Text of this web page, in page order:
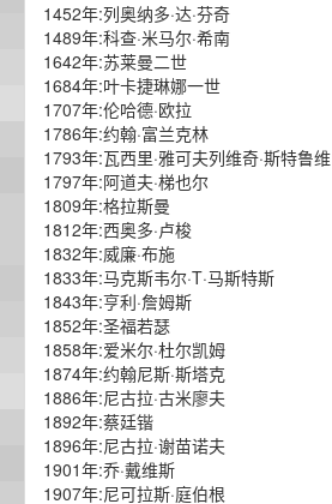
1452年:列奥纳多·达·芬奇
1489年:科查·米马尔·希南
1642年:苏莱曼二世
1684年:叶卡捷琳娜一世
1707年:伦哈德·欧拉
1786年:约翰·富兰克林
1793年:瓦西里·雅可夫列维奇·斯特鲁维
1797年:阿道夫·梯也尔
1809年:格拉斯曼
1812年:西奥多·卢梭
1832年:威廉·布施
1833年:马克斯韦尔·T·马斯特斯
1843年:亨利·詹姆斯
1852年:圣福若瑟
1858年:爱米尔·杜尔凯姆
1874年:约翰尼斯·斯塔克
1886年:尼古拉·古米廖夫
1892年:蔡廷锴
1896年:尼古拉·谢苗诺夫
1901年:乔·戴维斯
1907年:尼可拉斯·庭伯根